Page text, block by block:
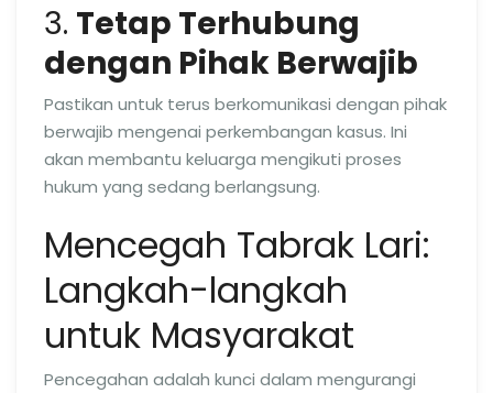
3. Tetap Terhubung
dengan Pihak Berwajib
Pastikan untuk terus berkomunikasi dengan pihak
berwajib mengenai perkembangan kasus. Ini
akan membantu keluarga mengikuti proses
hukum yang sedang berlangsung.
Mencegah Tabrak Lari:
Langkah-langkah
untuk Masyarakat
Pencegahan adalah kunci dalam mengurangi